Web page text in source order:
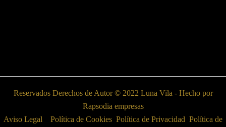
Reservados Derechos de Autor © 2022 Luna Vila - Hecho por
Rapsodia empresas
Aviso Legal
Política de Cookies Política de Privacidad Política de